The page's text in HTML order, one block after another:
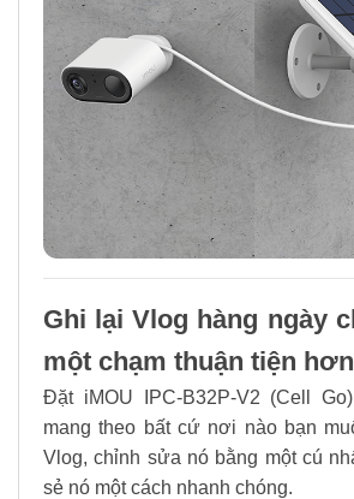
Ghi lại Vlog hàng ngày
một chạm thuận tiện hơn
Đặt iMOU IPC-B32P-V2 (Cell
mang theo bất cứ nơi nào bạn
Vlog, chỉnh sửa nó bằng một cú
sẻ nó một cách nhanh chóng.